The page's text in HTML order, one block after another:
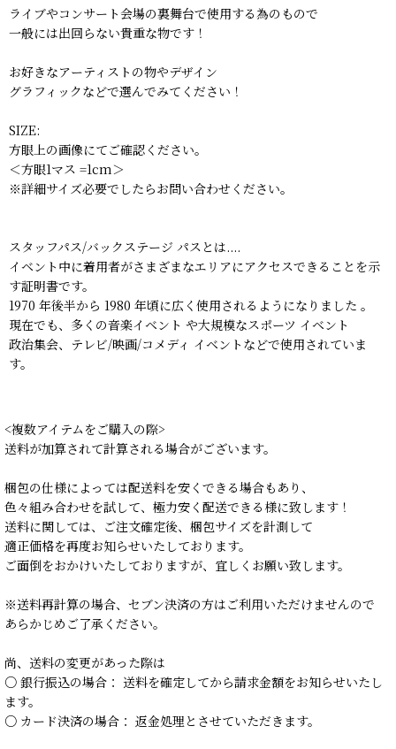
ライブやコンサート会場の裏舞台で使用する為のもので
一般には出回らない貴重な物です！
お好きなアーティストの物やデザイン
グラフィックなどで選んでみてください！
SIZE:
方眼上の画像にてご確認ください。
＜方眼1マス =1cm＞
※詳細サイズ必要でしたらお問い合わせください。
スタッフパス/バックステージ パスとは....
イベント中に着用者がさまざまなエリアにアクセスできることを示
す証明書です。
1970 年後半から 1980 年頃に広く使用されるようになりました 。
現在でも、多くの音楽イベント や大規模なスポーツ イベント
政治集会、テレビ/映画/コメディ イベントなどで使用されていま
す。
<複数アイテムをご購入の際>
送料が加算されて計算される場合がございます。
梱包の仕様によっては配送料を安くできる場合もあり、
色々組み合わせを試して、極力安く配送できる様に致します！
送料に関しては、ご注文確定後、梱包サイズを計測して
適正価格を再度お知らせいたしております。
ご面倒をおかけいたしておりますが、宜しくお願い致します。
※送料再計算の場合、セブン決済の方はご利用いただけませんので
あらかじめご了承ください。
尚、送料の変更があった際は
○ 銀行振込の場合： 送料を確定してから請求金額をお知らせいたし
ます。
○ カード決済の場合： 返金処理とさせていただきます。